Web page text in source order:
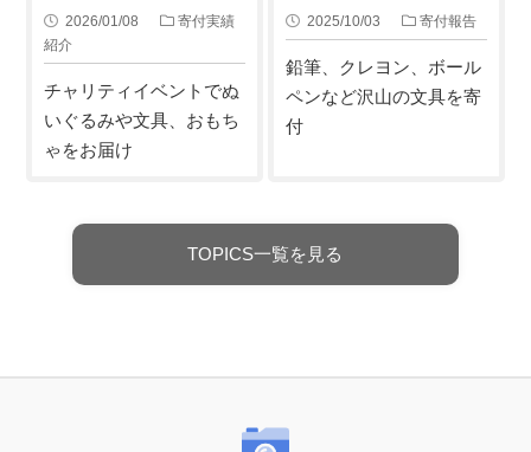
2026/01/08
寄付実績
紹介
チャリティイベントでぬ
いぐるみや文具、おもち
ゃをお届け
2025/10/03 寄付報告
鉛筆、クレヨン、ボール
ペンなど沢山の文具を寄
付
TOPICS一覧を見る